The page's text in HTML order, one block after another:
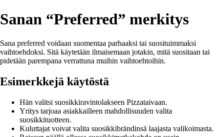
Sanan “Preferred” merkitys
Sana preferred voidaan suomentaa parhaaksi tai suosituimmaksi
vaihtoehdoksi. Sitä käytetään ilmaisemaan jotakin, mitä suositaan tai
pidetään parempana verrattuna muihin vaihtoehtoihin.
Esimerkkejä käytöstä
Hän valitsi suosikkiravintolakseen Pizzataivaan.
Yritys tarjoaa asiakkailleen mahdollisuuden valita
suosikkituotteen.
Kuluttajat voivat valita suosikkibrändinsä laajasta valikoimasta.